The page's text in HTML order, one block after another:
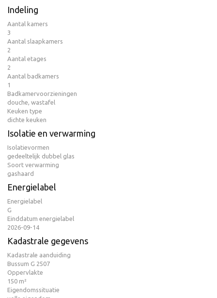
Indeling
Aantal kamers
3
Aantal slaapkamers
2
Aantal etages
2
Aantal badkamers
1
Badkamervoorzieningen
douche, wastafel
Keuken type
dichte keuken
Isolatie en verwarming
Isolatievormen
gedeeltelijk dubbel glas
Soort verwarming
gashaard
Energielabel
Energielabel
G
Einddatum energielabel
2026-09-14
Kadastrale gegevens
Kadastrale aanduiding
Bussum G 2507
Oppervlakte
150 m²
Eigendomssituatie